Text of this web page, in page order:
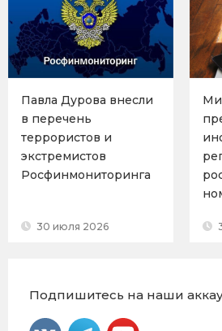
Павла Дурова внесли
в перечень
террористов и
экстремистов
Росфинмониторинга
30 июля 2026
Подпишитесь на наши